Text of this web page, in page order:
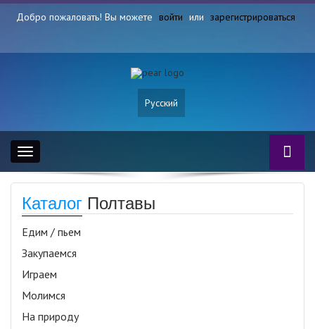
Добро пожаловать! Вы можете войти или зарегистрироваться
Русский
Toggle
navigation
Каталог Полтавы
Едим / пьем
Закупаемся
Играем
Молимся
На природу